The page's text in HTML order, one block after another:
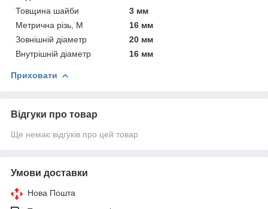
Товщина шайби
3 мм
Метрична різь, М
16 мм
Зовнішній діаметр
20 мм
Внутрішній діаметр
16 мм
Приховати
Відгуки про товар
Ще немає відгуків про цей товар
Умови доставки
Нова Пошта